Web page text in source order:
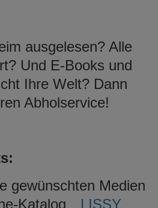
ausgelesen? Alle
Und E-Books und
Ihre Welt? Dann
Abholservice!
gewünschten Medien
Katalog LISSY